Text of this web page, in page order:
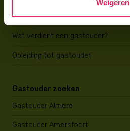
Weigeren
Gastouder worden
Wat verdient een gastouder?
Opleiding tot gastouder
Gastouder zoeken
Gastouder Almere
Gastouder Amersfoort